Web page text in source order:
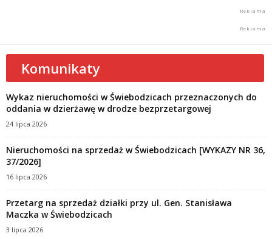
Komunikaty
Wykaz nieruchomości w Świebodzicach przeznaczonych do
oddania w dzierżawę w drodze bezprzetargowej
24 lipca 2026
Nieruchomości na sprzedaż w Świebodzicach [WYKAZY NR 36,
37/2026]
16 lipca 2026
Przetarg na sprzedaż działki przy ul. Gen. Stanisława
Maczka w Świebodzicach
3 lipca 2026